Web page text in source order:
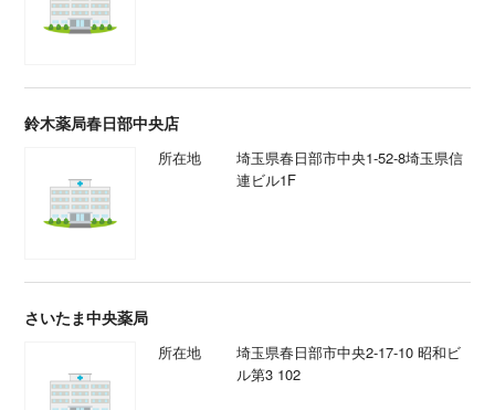
鈴木薬局春日部中央店
所在地
埼玉県春日部市中央1-52-8埼玉県信
連ビル1F
さいたま中央薬局
所在地
埼玉県春日部市中央2-17-10 昭和ビ
ル第3 102